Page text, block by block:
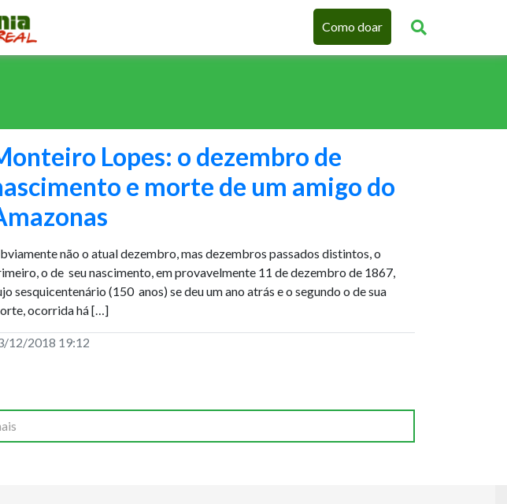
Como doar
Lopes: o dezembro de
e morte de um amigo do
não o atual dezembro, mas dezembros passados distintos, o
o de seu nascimento, em provavelmente 11 de dezembro de 1867,
sesquicentenário (150 anos) se deu um ano atrás e o segundo o de sua
ocorrida há […]
12/2018 19:12